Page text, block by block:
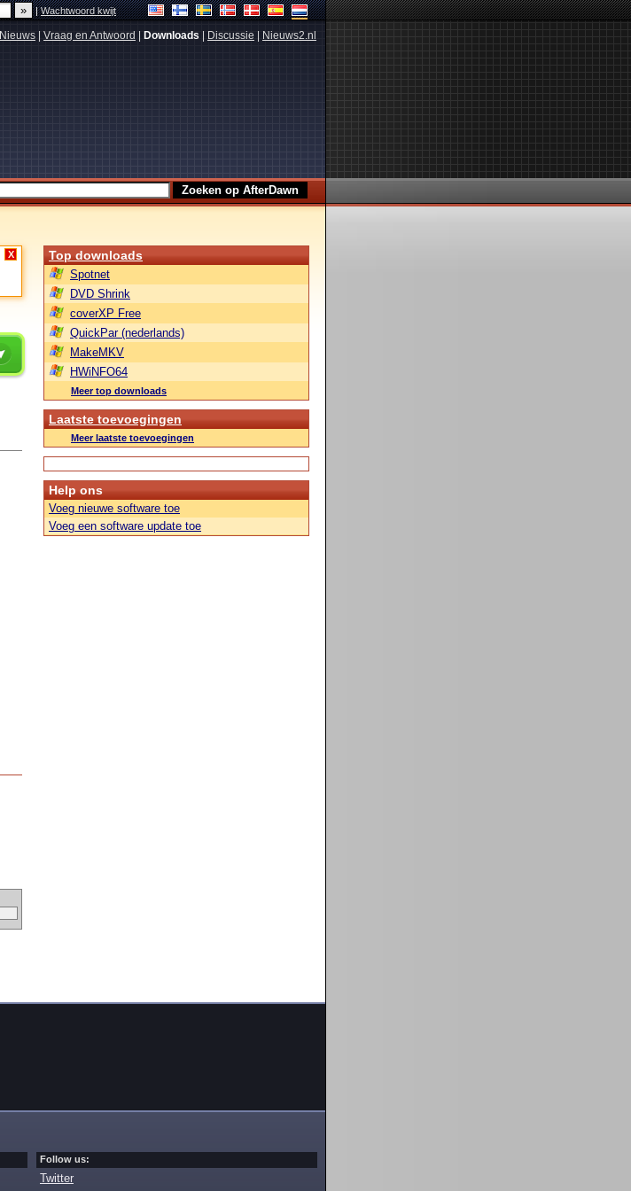
|Wachtwoord kwijt
Nieuws Vraag en Antwoord Downloads Discussie Nieuws2.nl
X Top downloads
Spotnet
DVD Shrink
coverXP Free
QuickPar (nederlands)
MakeMKV
HWiNFO64
Meer top downloads
Laatste toevoegingen
Meer laatste toevoegingen
Help ons
Voeg nieuwe software toe
Voeg een software update toe
Follow us:
Twitter